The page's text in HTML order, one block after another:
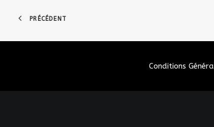
PRÉCÉDENT
Conditions